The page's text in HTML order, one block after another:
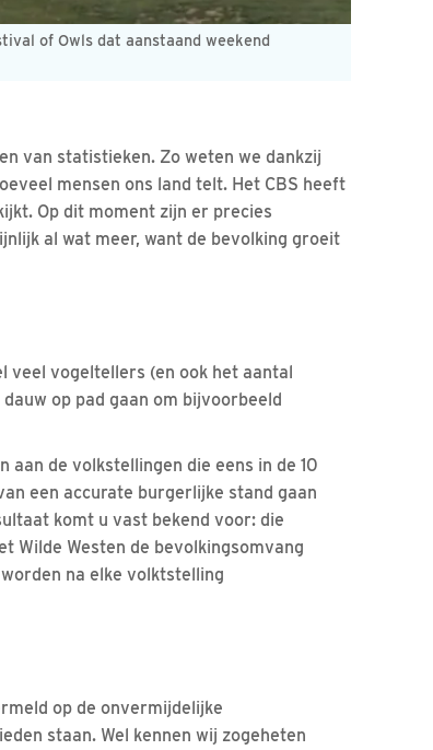
of Owls dat aanstaand weekend
van statistieken. Zo weten we dankzij
mensen ons land telt. Het CBS heeft
Op dit moment zijn er precies
al wat meer, want de bevolking groeit
veel vogeltellers (en ook het aantal
op pad gaan om bijvoorbeeld
aan de volkstellingen die eens in de 10
een accurate burgerlijke stand gaan
komt u vast bekend voor: die
Wilde Westen de bevolkingsomvang
na elke volktstelling
op de onvermijdelijke
staan. Wel kennen wij zogeheten